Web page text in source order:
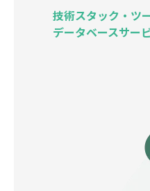
技術スタック・ツ
データベースサー